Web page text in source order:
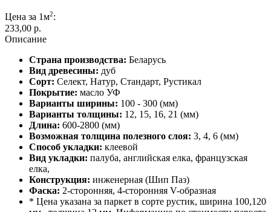
Цена за 1м2:
233,00 p.
Описание
Страна производства: Беларусь
Вид древесины: дуб
Сорт: Cелект, Натур, Стандарт, Рустикал
Покрытие: масло УФ
Варианты ширины: 100 - 300 (мм)
Варианты толщины: 12, 15, 16, 21 (мм)
Длина: 600-2800 (мм)
Возможная толщина полезного слоя: 3, 4, 6 (мм)
Способ укладки: клеевой
Вид укладки: палуба, английская елка, французская
елка,
Конструкция: инженерная (Шип Паз)
Фаска: 2-сторонняя, 4-сторонняя V-образная
* Цена указана за паркет в сорте рустик, ширина 100,120